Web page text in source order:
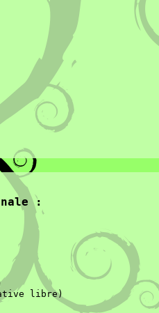
:
libre)